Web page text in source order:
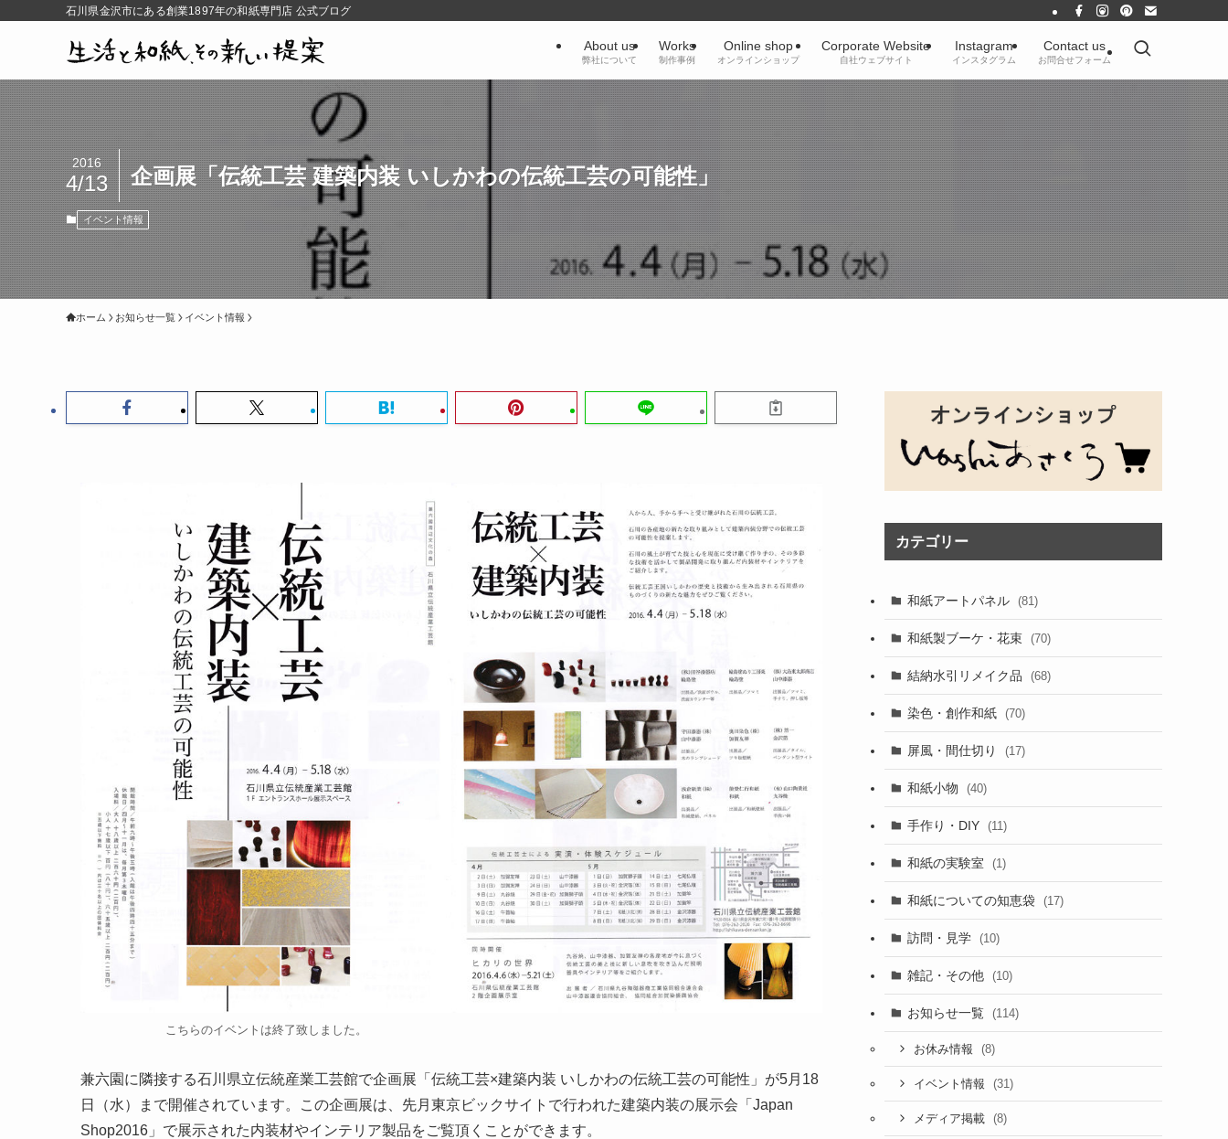
石川県金沢市にある創業1897年の和紙専門店 公式ブログ
About us
弊社について
Works
制作事例
Online shop
オンラインショップ
Corporate Website
自社ウェブサイト
Instagram
インスタグラム
Contact us
お問合せフォーム
企画展「伝統工芸 建築内装 いしかわの伝統工芸の可能性」
2016
4/13
イベント情報
ホーム お知らせ一覧 イベント情報
こちらのイベントは終了致しました。
兼六園に隣接する石川県立伝統産業工芸館で企画展「伝統工芸×建築内装 いしかわの伝統工芸の可能性」が5月18
日（水）まで開催されています。この企画展は、先月東京ビックサイトで行われた建築内装の展示会「Japan
Shop2016」で展示された内装材やインテリア製品をご覧頂くことができます。
カテゴリー
和紙アートパネル (81)
和紙製ブーケ・花束 (70)
結納水引リメイク品 (68)
染色・創作和紙 (70)
屏風・間仕切り (17)
和紙小物 (40)
手作り・DIY (11)
和紙の実験室 (1)
和紙についての知恵袋 (17)
訪問・見学 (10)
雑記・その他 (10)
お知らせ一覧 (114)
お休み情報 (8)
イベント情報 (31)
メディア掲載 (8)